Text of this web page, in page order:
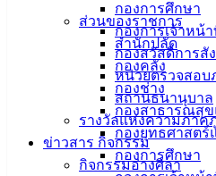
กองการศึกษา
กองการเจ้าหน้
กองสวัสดิการสั
หน่วยตรวจสอบ
สถานธนานุบาล
รางวัลแห่งความภาค
ข่าวสาร กิจกรรม
กิจกรรมอ่างศิลา
ส่วนของราชการ
สำนักปลัด
กองคลัง
กองช่าง
กองสาธารณสุ
กองยุทธศาสต
กองการศึกษา